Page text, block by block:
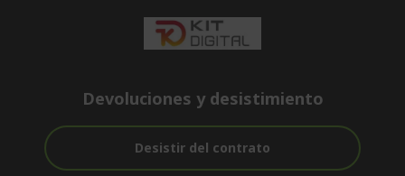
Devoluciones y desistimiento
Desistir del contrato